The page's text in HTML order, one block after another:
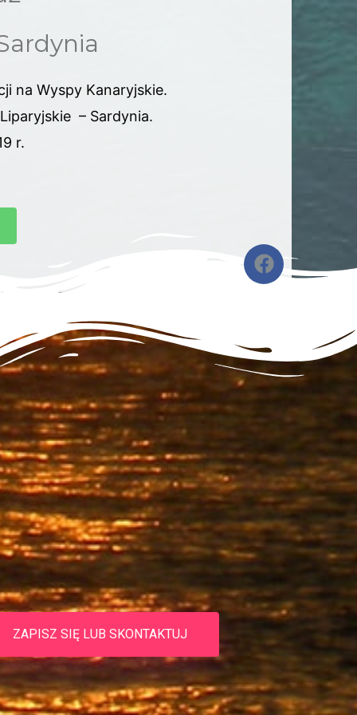
na Wyspy Kanaryjskie.
– Sardynia.
r.
ZAPISZ SIĘ LUB SKONTAKTUJ